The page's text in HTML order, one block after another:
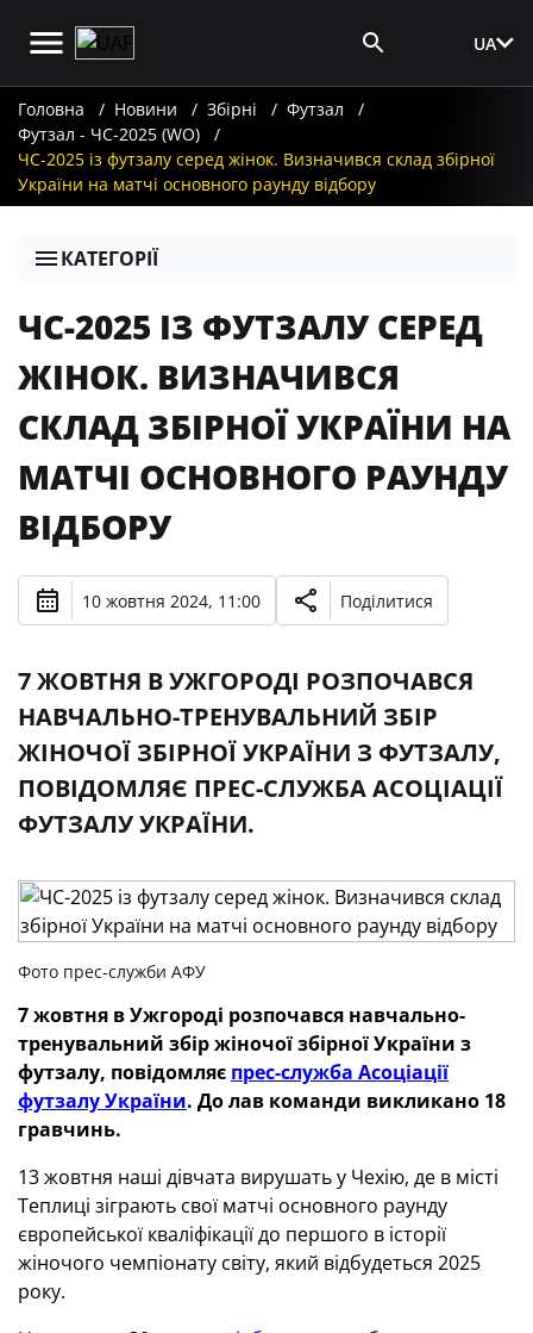
UA
Головна Новини Збірні
Футзал
Футзал - ЧС-2025 (WO)
ЧС-2025 із футзалу серед жінок. Визначився склад збірної
України на матчі основного раунду відбору
КАТЕГОРІЇ
ЧС-2025 ІЗ ФУТЗАЛУ СЕРЕД
ЖІНОК. ВИЗНАЧИВСЯ
СКЛАД ЗБІРНОЇ УКРАЇНИ НА
МАТЧІ ОСНОВНОГО РАУНДУ
ВІДБОРУ
10 жовтня 2024, 11:00 Поділитися
7 ЖОВТНЯ В УЖГОРОДІ РОЗПОЧАВСЯ
НАВЧАЛЬНО-ТРЕНУВАЛЬНИЙ ЗБІР
ЖІНОЧОЇ ЗБІРНОЇ УКРАЇНИ З ФУТЗАЛУ,
ПОВІДОМЛЯЄ ПРЕС-СЛУЖБА АСОЦІАЦІЇ
ФУТЗАЛУ УКРАЇНИ.
Фото прес-служби АФУ
7 жовтня в Ужгороді розпочався навчально-
тренувальний збір жіночої збірної України з
футзалу, повідомляє прес-служба Асоціації
футзалу України. До лав команди викликано 18
гравчинь.
13 жовтня наші дівчата вирушать у Чехію, де в місті
Теплиці зіграють свої матчі основного раунду
європейської кваліфікації до першого в історії
жіночого чемпіонату світу, який відбудеться 2025
року.